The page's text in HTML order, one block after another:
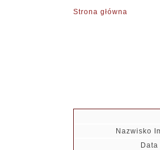
Strona główna
Nazwisko
Data